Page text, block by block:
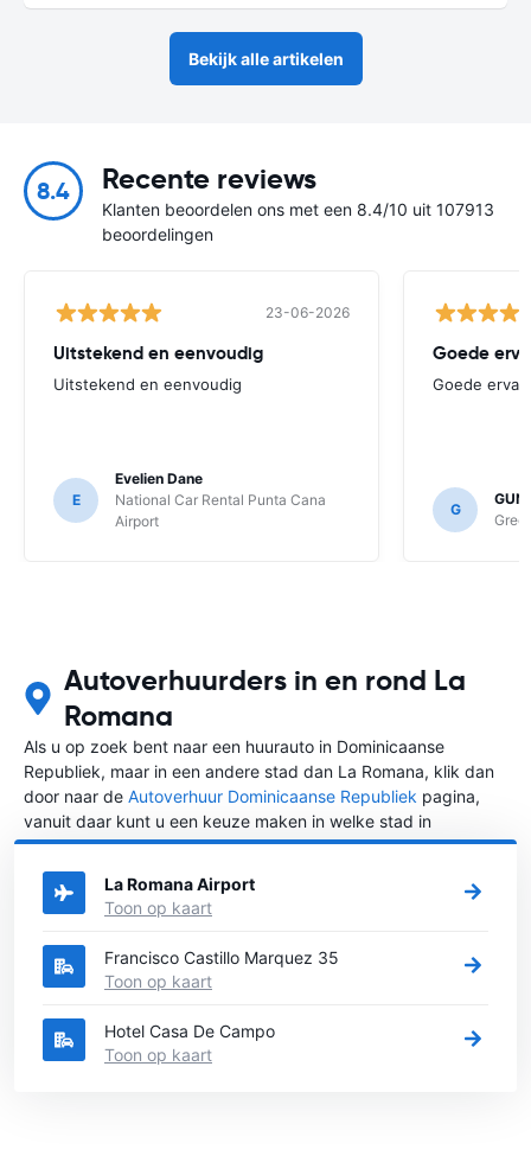
Bekijk alle artikelen
8.4 Recente reviews
Klanten beoordelen ons met een 8.4/10 uit 107913
beoordelingen
23-06-2026
Uitstekend en eenvoudig
Uitstekend en eenvoudig
E
Evelien Dane
National Car Rental Punta Cana
Airport
Goede
Goede
G
Autoverhuurders in en rond La
Romana
Als u op zoek bent naar een huurauto in Dominicaanse
Republiek, maar in een andere stad dan La Romana, klik dan
door naar de Autoverhuur Dominicaanse Republiek pagina,
vanuit daar kunt u een keuze maken in welke stad in
Dominicaanse Republiek u een auto huren wilt.
La Romana Airport
Toon op kaart
Francisco Castillo Marquez 35
Toon op kaart
Hotel Casa De Campo
Toon op kaart